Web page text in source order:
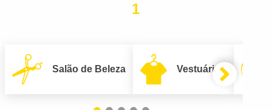
1
Salão de Beleza Vestuário